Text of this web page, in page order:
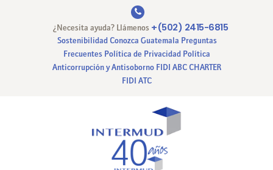
¿Necesita ayuda? Llámenos +(502) 2415-6815
Sostenibilidad Conozca Guatemala Preguntas
Frecuentes Política de Privacidad Política
Anticorrupción y Antisoborno FIDI ABC CHARTER
FIDI ATC
CERTIFICACIONES
PAGO EN LINEA